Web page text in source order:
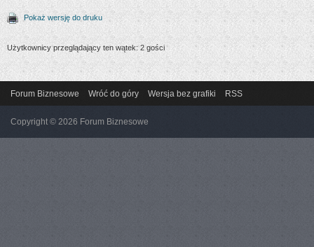
Pokaż wersję do druku
Użytkownicy przeglądający ten wątek: 2 gości
Forum Biznesowe Wróć do góry Wersja bez grafiki RSS
Copyright © 2026 Forum Biznesowe